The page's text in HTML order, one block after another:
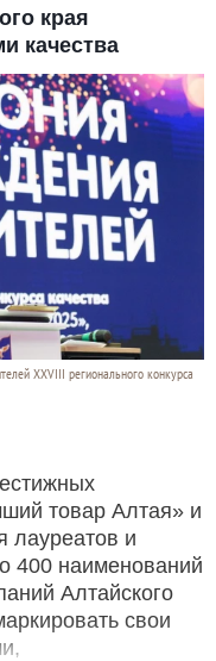
края
качества
XXVIII регионального конкурса
товар Алтая» и
лауреатов и
400 наименований
Алтайского
свои